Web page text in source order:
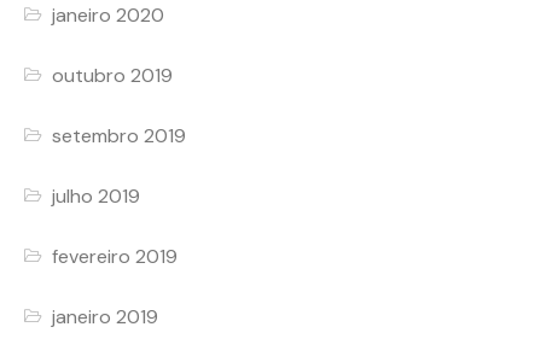
janeiro 2020
outubro 2019
setembro 2019
julho 2019
fevereiro 2019
janeiro 2019